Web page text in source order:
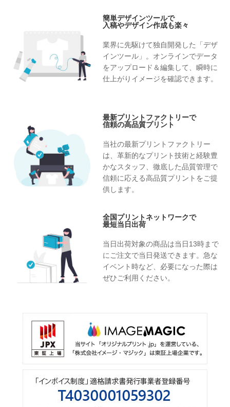
簡単デザインツールで
入稿やデザイン作成も楽々
業界に先駆けて独自開発した「デザ
インツール」。オンラインでデータ
をアップロード＆編集して、瞬時に
仕上がりイメージを確認できます。
最新プリントファクトリーで
信頼の高品質プリント
当社の最新プリントファクトリー
は、革新的なプリント技術と経験豊
かなスタッフ、徹底した品質管理で
信頼に応える高品質プリントをご提
供します。
全国プリントネットワークで
最短当日出荷
当日出荷対象の商品は当日13時まで
にご注文で当日発送できます。急な
イベント時など、必要になった際は
ぜひご利用ください。